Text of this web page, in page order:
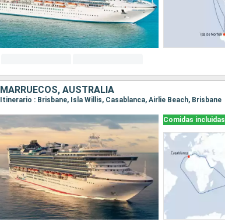
MARRUECOS, AUSTRALIA
Itinerario : Brisbane, Isla Willis, Casablanca, Airlie Beach, Brisbane
Comidas incluidas